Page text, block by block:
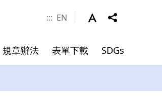
::: EN
規章辦法 表單下載 SDGs